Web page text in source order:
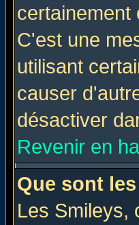
certainement
C'est une
utilisant
causer
désactiver
Revenir en
Que sont
Les Smileys,